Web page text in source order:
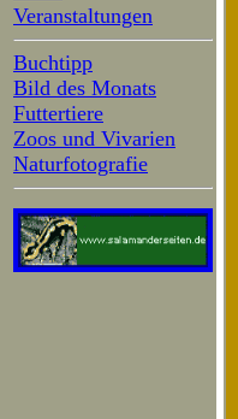
Veranstaltungen
Buchtipp
Bild des Monats
Futtertiere
Zoos und Vivarien
Naturfotografie